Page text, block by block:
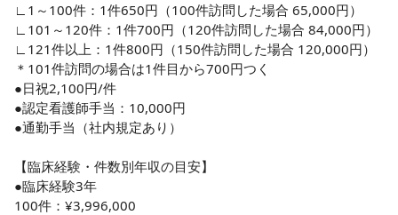
∟1～100件：1件650円（100件訪問した場合 65,000円）
∟101～120件：1件700円（120件訪問した場合 84,000円）
∟121件以上：1件800円（150件訪問した場合 120,000円）
＊101件訪問の場合は1件目から700円つく
●日祝2,100円/件
●認定看護師手当：10,000円
●通勤手当（社内規定あり）
【臨床経験・件数別年収の目安】
●臨床経験3年
100件：¥3,996,000